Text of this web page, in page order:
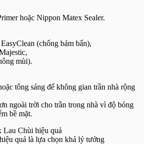
hoặc Nippon Matex Sealer.
(chống bám bẩn),
mùi).
tông sáng để không gian trần nhà rộng
ngoài trời cho trần trong nhà vì độ bóng
bề mặt.
quả là lựa chọn khá lý tưởng